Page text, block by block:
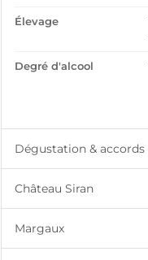
Élevage
Degré d'alcool
Dégustation & accords
Château Siran
Margaux